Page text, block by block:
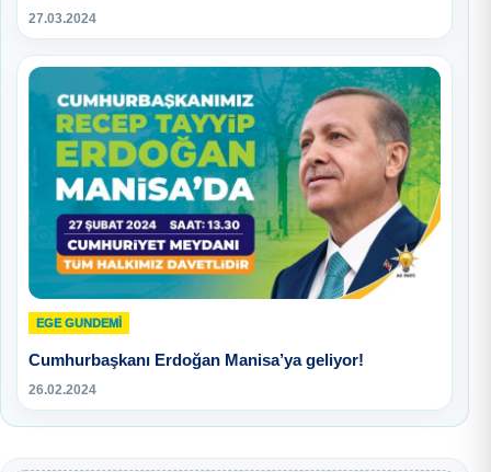
27.03.2024
EGE GUNDEMİ
Cumhurbaşkanı Erdoğan Manisa’ya geliyor!
26.02.2024